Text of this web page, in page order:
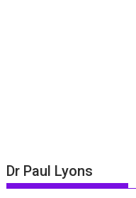
Dr Paul Lyons